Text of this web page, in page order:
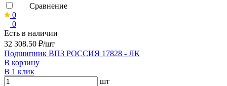
Сравнение
0
0
Есть в наличии
32 308.50 ₽/шт
Подшипник ВПЗ РОССИЯ 17828 - ЛК
В корзину
В 1 клик
шт